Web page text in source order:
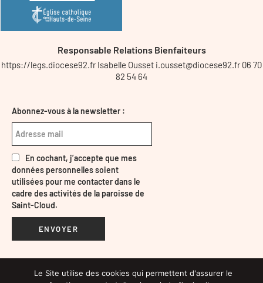
Responsable Relations Bienfaiteurs
https://legs.diocese92.fr Isabelle Ousset i.ousset@diocese92.fr 06 70
82 54 64
Abonnez-vous à la newsletter :
En cochant, j’accepte que mes
données personnelles soient
utilisées pour me contacter dans le
cadre des activités de la paroisse de
Saint-Cloud.
ENVOYER
Mentions légales
Le Site utilise des cookies qui permettent d'assurer le